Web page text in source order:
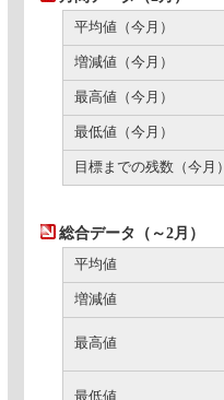
平均値（今月）
増減値（今月）
最高値（今月）
最低値（今月）
目標までの残数（今月）
総合データ（～2月）
平均値
増減値
最高値
最低値